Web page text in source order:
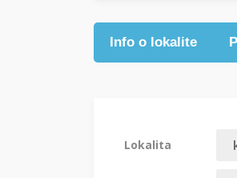
Info o lokalite
Lokalita